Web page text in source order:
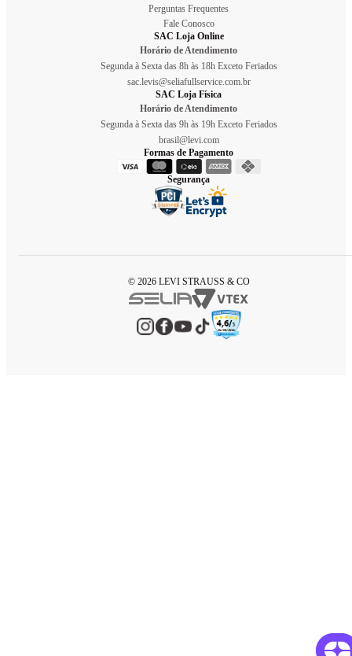
Perguntas Frequentes
Fale Conosco
SAC Loja Online
Horário de Atendimento
Segunda à Sexta das 8h às 18h Exceto Feriados
sac.levis@seliafullservice.com.br
SAC Loja Física
Horário de Atendimento
Segunda à Sexta das 9h às 19h Exceto Feriados
brasil@levi.com
Formas de Pagamento
Segurança
© 2026 LEVI STRAUSS & CO